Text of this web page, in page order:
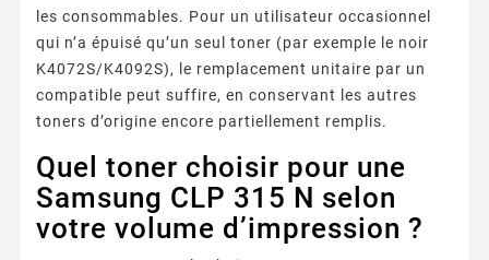
les consommables. Pour un utilisateur occasionnel
qui n’a épuisé qu’un seul toner (par exemple le noir
K4072S/K4092S), le remplacement unitaire par un
compatible peut suffire, en conservant les autres
toners d’origine encore partiellement remplis.
Quel toner choisir pour une
Samsung CLP 315 N selon
votre volume d’impression ?